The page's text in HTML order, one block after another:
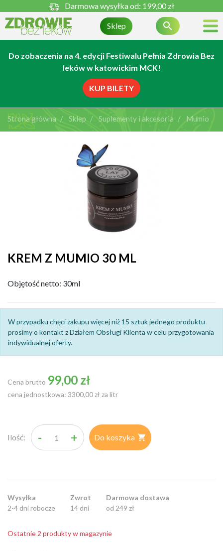
Darmowa wysyłka od: 199,00 zł
Sklep 
Do zobaczenia na 4. edycji Festiwalu Pełnia Zdrowia Bez
leków w katowickim MCK!
KUP BILETY
Strona główna Sklep Suplementy i akcesoria Mumio
KREM Z MUMIO 30 ML
Objętość netto: 30ml
W przypadku chęci zakupu więcej niż 15 sztuk jednego produktu
prosimy o kontakt z Działem Obsługi Klienta w celu przygotowania
indywidualnej oferty.
Cena brutto 99,00 zł
cena jednostkowa: 3300,00 zł za litr
Ilość: - + Do koszyka 
Wysyłka
2-4 dni robocze
Zwrot
14 dni
Darmowa dostawa
od 249 zł
Ostatnie 2 produkty w magazynie